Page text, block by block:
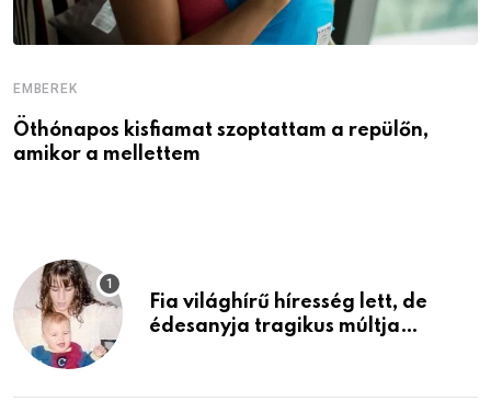
EMBEREK
Öthónapos kisfiamat szoptattam a repülőn,
amikor a mellettem
Fia világhírű híresség lett, de
édesanyja tragikus múltja